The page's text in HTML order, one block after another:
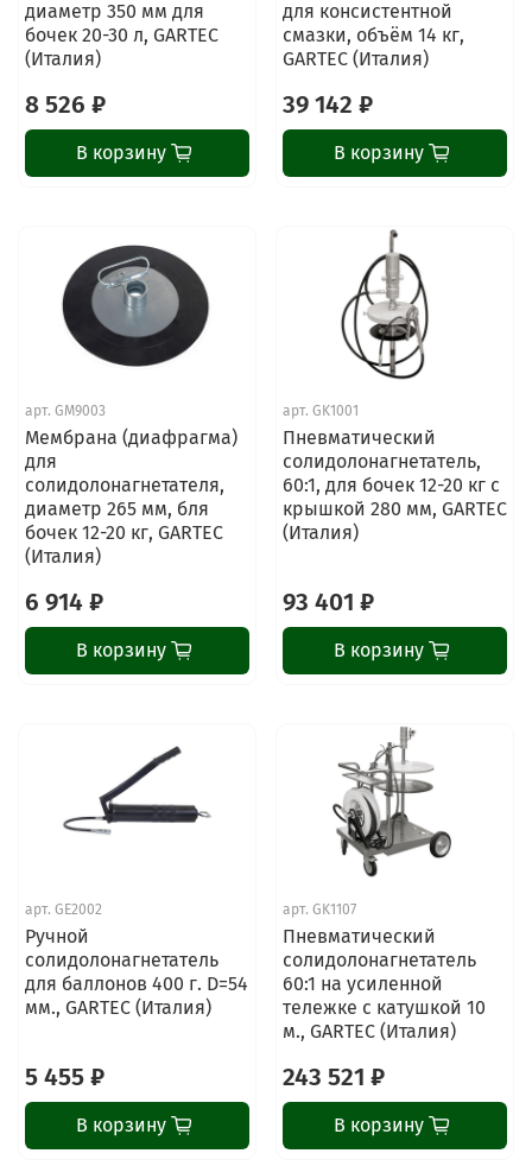
диаметр 350 мм для
бочек 20-30 л, GARTEC
(Италия)
8 526 ₽
В корзину
для консистентной
смазки, объём 14 кг,
GARTEC (Италия)
39 142 ₽
В корзину
арт. GM9003
Мембрана (диафрагма)
для
солидолонагнетателя,
диаметр 265 мм, бля
бочек 12-20 кг, GARTEC
(Италия)
6 914 ₽
В корзину
арт. GK1001
Пневматический
солидолонагнетатель,
60:1, для бочек 12-20 кг с
крышкой 280 мм, GARTEC
(Италия)
93 401 ₽
В корзину
арт. GE2002
Ручной
солидолонагнетатель
для баллонов 400 г. D=54
мм., GARTEC (Италия)
5 455 ₽
В корзину
арт. GK1107
Пневматический
солидолонагнетатель
60:1 на усиленной
тележке с катушкой 10
м., GARTEC (Италия)
243 521 ₽
В корзину